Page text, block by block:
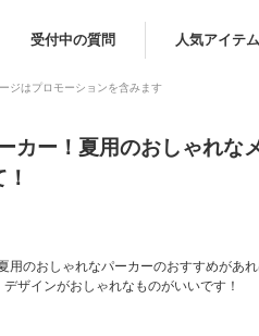
受付中の質問 人気アイテム
ジはプロモーションを含みます
カー！夏用のおしゃれな
のおしゃれなパーカーのおすすめがあれ
ザインがおしゃれなものがいいです！